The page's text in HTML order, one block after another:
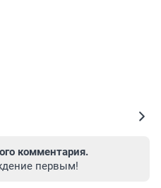
комментария.
первым!